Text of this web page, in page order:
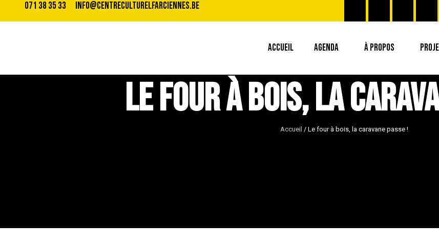
071 38 35 33 info@centreculturelfarciennes.be
ACCUEIL AGENDA À PROPOS
Le four à bois, la
Accueil / Le four à bois, la caravane passe !